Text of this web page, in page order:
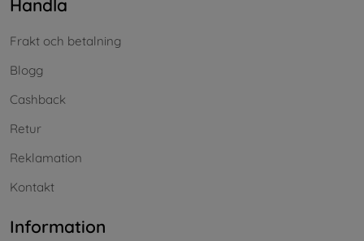
Handla
Frakt och betalning
Blogg
Cashback
Retur
Reklamation
Kontakt
Information